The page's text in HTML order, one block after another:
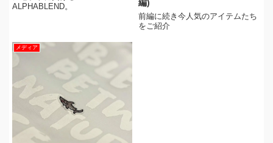
ALPHABLEND。
編)
前編に続き今人気のアイテムたち
をご紹介
メディア